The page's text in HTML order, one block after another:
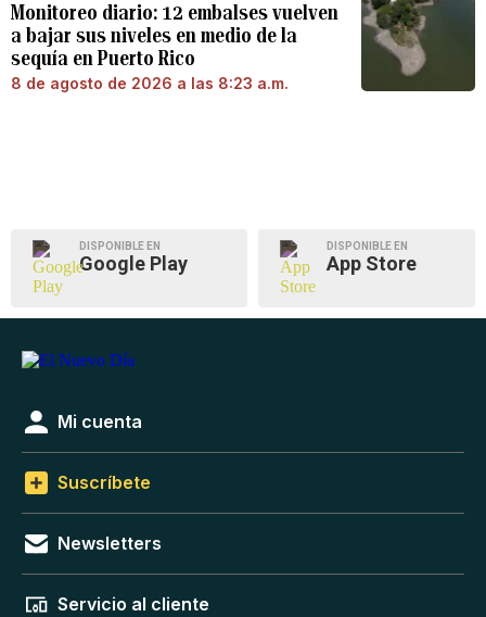
Monitoreo diario: 12 embalses vuelven
a bajar sus niveles en medio de la
sequía en Puerto Rico
8 de agosto de 2026 a las 8:23 a.m.
DISPONIBLE EN
Google Play
DISPONIBLE EN
App Store
Mi cuenta
Suscríbete
Newsletters
Servicio al cliente